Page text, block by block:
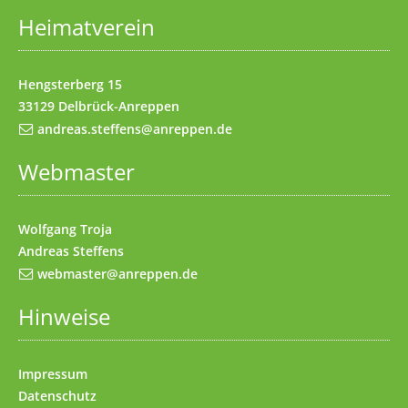
Impressum(Access key 8)
Kontakt(Access key 9)
Heimatverein
Hengsterberg 15
33129 Delbrück-Anreppen
andreas.steffens@anreppen.de
Webmaster
Wolfgang Troja
Andreas Steffens
webmaster@anreppen.de
Hinweise
Impressum
Datenschutz